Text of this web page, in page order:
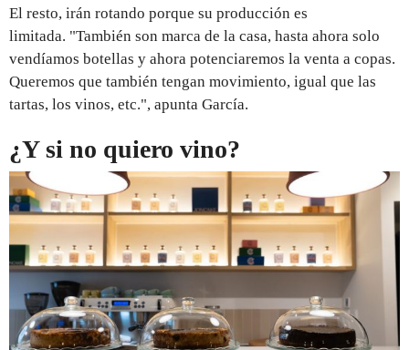
El resto, irán rotando porque su producción es
limitada. "También son marca de la casa, hasta ahora solo
vendíamos botellas y ahora potenciaremos la venta a copas.
Queremos que también tengan movimiento, igual que las
tartas, los vinos, etc.", apunta García.
¿Y si no quiero vino?